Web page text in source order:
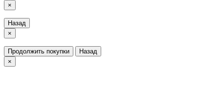
×
Назад
×
Продолжить покупки
Назад
×